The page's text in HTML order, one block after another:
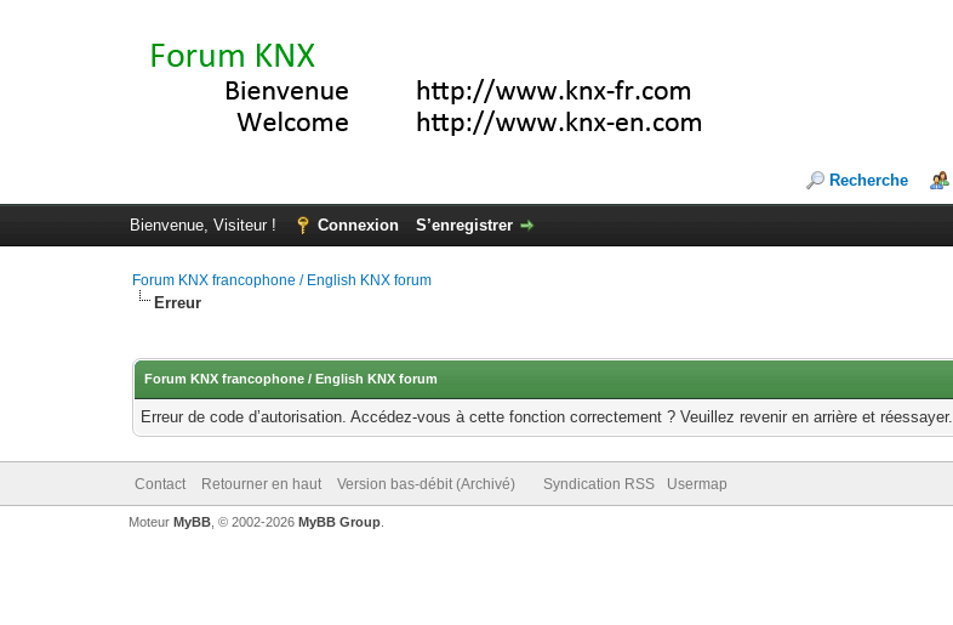
Recherche
Bienvenue, Visiteur ! Connexion S’enregistrer
Forum KNX francophone / English KNX forum
Erreur
Forum KNX francophone / English KNX forum
Erreur de code d’autorisation. Accédez-vous à cette fonction correctement ? Veuillez revenir en arrière et réessayer.
Contact Retourner en haut Version bas-débit (Archivé) Syndication RSS Usermap
Moteur MyBB, © 2002-2026 MyBB Group.